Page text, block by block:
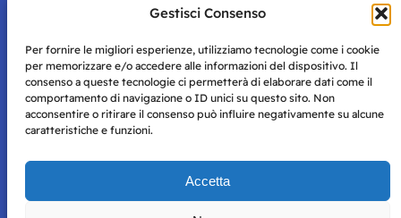
Gestisci Consenso
Per fornire le migliori esperienze, utilizziamo tecnologie come i cookie
per memorizzare e/o accedere alle informazioni del dispositivo. Il
consenso a queste tecnologie ci permetterà di elaborare dati come il
comportamento di navigazione o ID unici su questo sito. Non
acconsentire o ritirare il consenso può influire negativamente su alcune
caratteristiche e funzioni.
Accetta
Storie di Napoli è una testata registrata presso il tribunale di